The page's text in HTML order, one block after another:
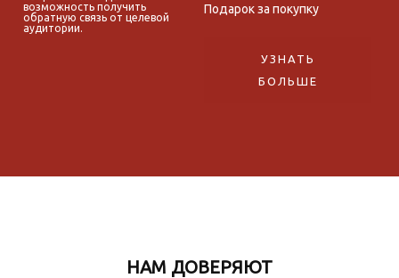
возможность получить
обратную связь от целевой
аудитории.
Подарок за покупку
УЗНАТЬ
БОЛЬШЕ
случаях при увеличении
узнаваемости мероприятия -
это сопровождается
узнаваемостью бренда и как
БОЛЬШЕ
БОЛЬШЕ
НАМ ДОВЕРЯЮТ